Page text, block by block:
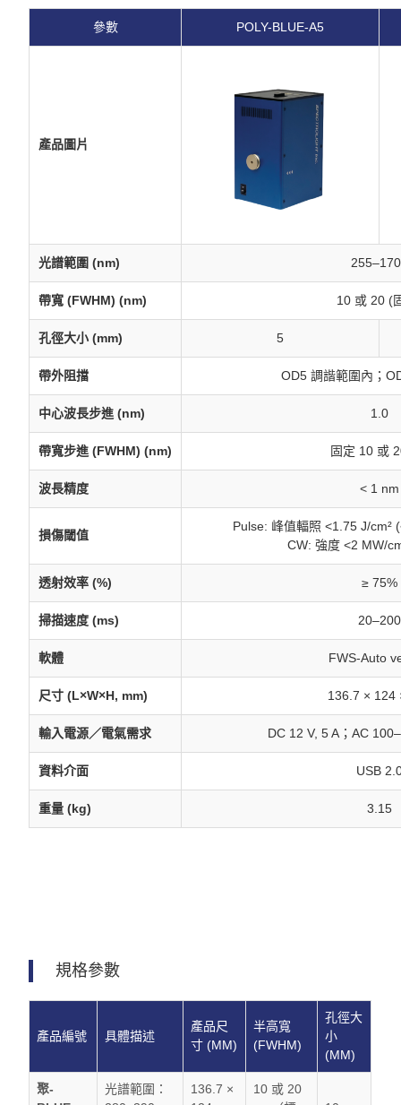
參數 POLY-BLUE-A5
產品圖片
光譜範圍 (nm)
帶寬 (FWHM) (nm) 10 或 20 (
孔徑大小 (mm) 5
帶外阻擋 OD5 調諧範圍內；
中心波長步進 (nm) 1.0
帶寬步進 (FWHM) (nm) 固定 10 或
波長精度 < 1 nm
損傷閾值
Pulse: 峰值輻照 <1.75 J/cm²
CW: 強度 <2 MW/
透射效率 (%) ≥ 75%
掃描速度 (ms) 20–200
軟體 FWS-Auto
尺寸 (L×W×H, mm) 136.7 × 124
輸入電源／電氣需求 DC 12 V, 5 A；AC
資料介面 USB
重量 (kg) 3.15
規格參數
產品編號 具體描述
產品尺
寸 (MM)
半高寬
(FWHM)
孔徑大
小
(MM)
聚-
光譜範圍：
136.7 ×
10 或 20